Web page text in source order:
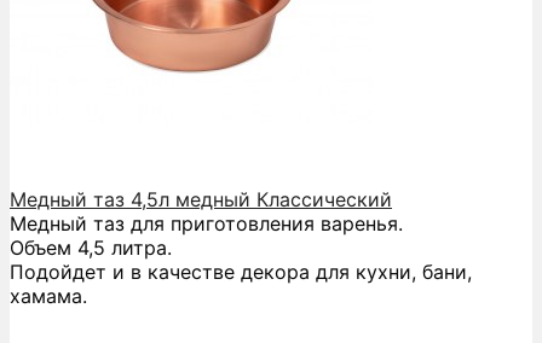
Медный таз 4,5л медный Классический
Медный таз для приготовления варенья.
Объем 4,5 литра.
Подойдет и в качестве декора для кухни, бани,
хамама.